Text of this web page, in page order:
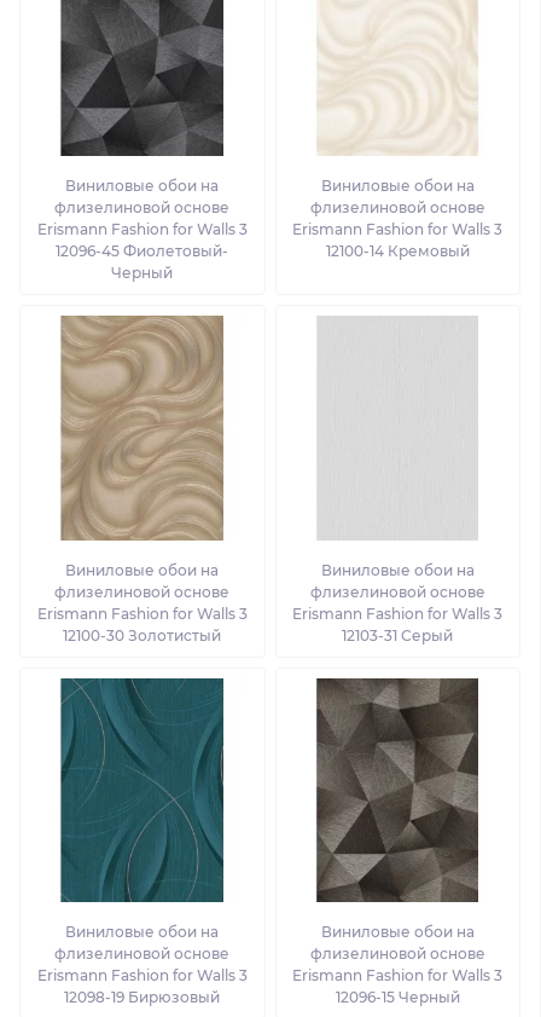
Виниловые обои на
флизелиновой основе
Erismann Fashion for Walls 3
12096-45 Фиолетовый-
Черный
Виниловые обои на
флизелиновой основе
Erismann Fashion for Walls 3
12100-14 Кремовый
Виниловые обои на
флизелиновой основе
Erismann Fashion for Walls 3
12100-30 Золотистый
Виниловые обои на
флизелиновой основе
Erismann Fashion for Walls 3
12103-31 Серый
Виниловые обои на
флизелиновой основе
Erismann Fashion for Walls 3
12098-19 Бирюзовый
Виниловые обои на
флизелиновой основе
Erismann Fashion for Walls 3
12096-15 Черный